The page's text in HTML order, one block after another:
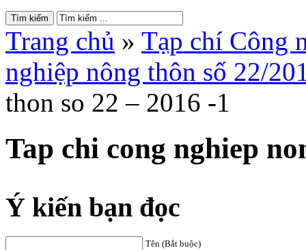
Trang chủ » Tạp chí Công
nghiệp nông thôn số 22/
thon so 22 – 2016 -1
Tap chi cong nghiep
Ý kiến bạn đọc
Tên (Bắt buộc)